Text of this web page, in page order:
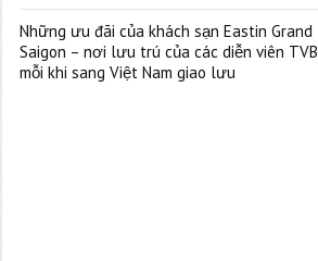
Những ưu đãi của khách sạn Eastin Grand
Saigon – nơi lưu trú của các diễn viên TVB
mỗi khi sang Việt Nam giao lưu